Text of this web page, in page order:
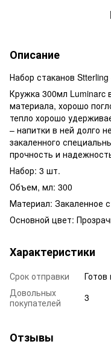
Описание
Набор стаканов
Кружка 300мл Luminarc
материала, хорошо
тепло хорошо
– напитки в ней долго
закаленного
прочность и
Набор: 3 шт.
Объем, мл: 300
Материал: Закаленное
Основной цвет:
Характеристики
Срок отправки
Готов
Довольных
покупателей
3
Отзывы